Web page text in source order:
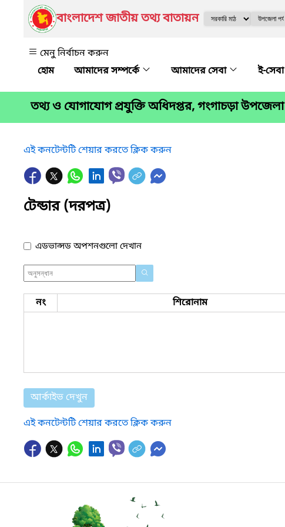
বাংলাদেশ জাতীয় তথ্য বাতায়ন
মেনু নির্বাচন করুন
আমাদের সম্পর্কে
আমাদের সেবা ই-সেবা
তথ্য ও যোগাযোগ প্রযুক্তি অধিদপ্তর, গংগাচড়া উপজেলা
এই কনটেন্টটি শেয়ার করতে ক্লিক করুন
টেন্ডার (দরপত্র)
এডভান্সড অপশনগুলো দেখান
নং শিরোনাম
আর্কাইভ দেখুন
এই কনটেন্টটি শেয়ার করতে ক্লিক করুন